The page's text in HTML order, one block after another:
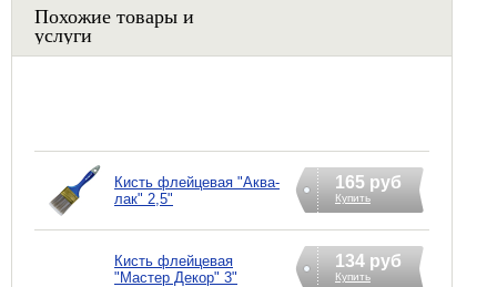
Похожие товары и
услуги
Кисть флейцевая "Аква-
лак" 2,5"
165 руб
Купить
Кисть флейцевая
"Мастер Декор" 3"
134 руб
Купить